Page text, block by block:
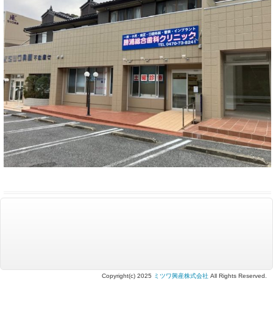
Copyright(c) 2025 ミツワ興産株式会社 All Rights Reserved.